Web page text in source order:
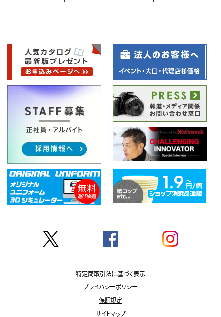
特定商取引法に基づく表示
プライバシーポリシー
保証規定
サイトマップ